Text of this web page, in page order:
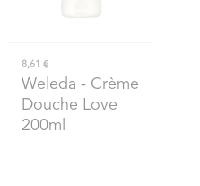
8,61 €
Weleda - Crème
Douche Love
200ml